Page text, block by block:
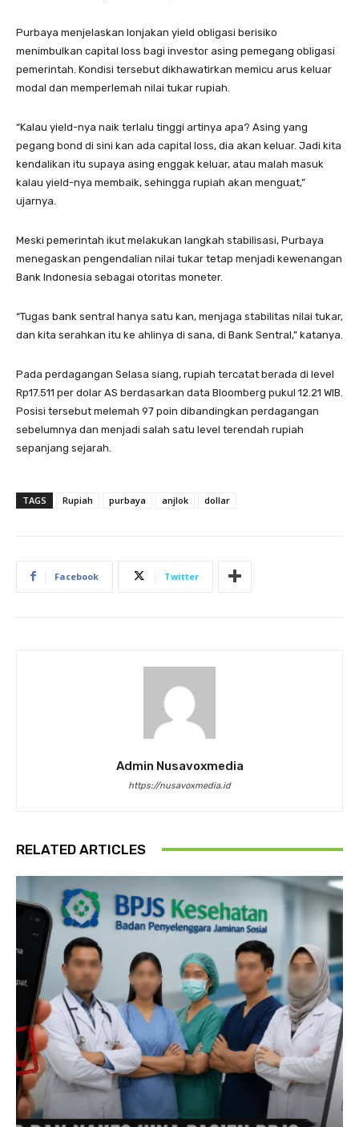
Purbaya menjelaskan lonjakan yield obligasi berisiko
menimbulkan capital loss bagi investor asing pemegang obligasi
pemerintah. Kondisi tersebut dikhawatirkan memicu arus keluar
modal dan memperlemah nilai tukar rupiah.
“Kalau yield-nya naik terlalu tinggi artinya apa? Asing yang
pegang bond di sini kan ada capital loss, dia akan keluar. Jadi kita
kendalikan itu supaya asing enggak keluar, atau malah masuk
kalau yield-nya membaik, sehingga rupiah akan menguat,”
ujarnya.
Meski pemerintah ikut melakukan langkah stabilisasi, Purbaya
menegaskan pengendalian nilai tukar tetap menjadi kewenangan
Bank Indonesia sebagai otoritas moneter.
“Tugas bank sentral hanya satu kan, menjaga stabilitas nilai tukar,
dan kita serahkan itu ke ahlinya di sana, di Bank Sentral,” katanya.
Pada perdagangan Selasa siang, rupiah tercatat berada di level
Rp17.511 per dolar AS berdasarkan data Bloomberg pukul 12.21 WIB.
Posisi tersebut melemah 97 poin dibandingkan perdagangan
sebelumnya dan menjadi salah satu level terendah rupiah
sepanjang sejarah.
TAGS Rupiah purbaya anjlok dollar
Facebook Twitter
Admin Nusavoxmedia
https://nusavoxmedia.id
RELATED ARTICLES